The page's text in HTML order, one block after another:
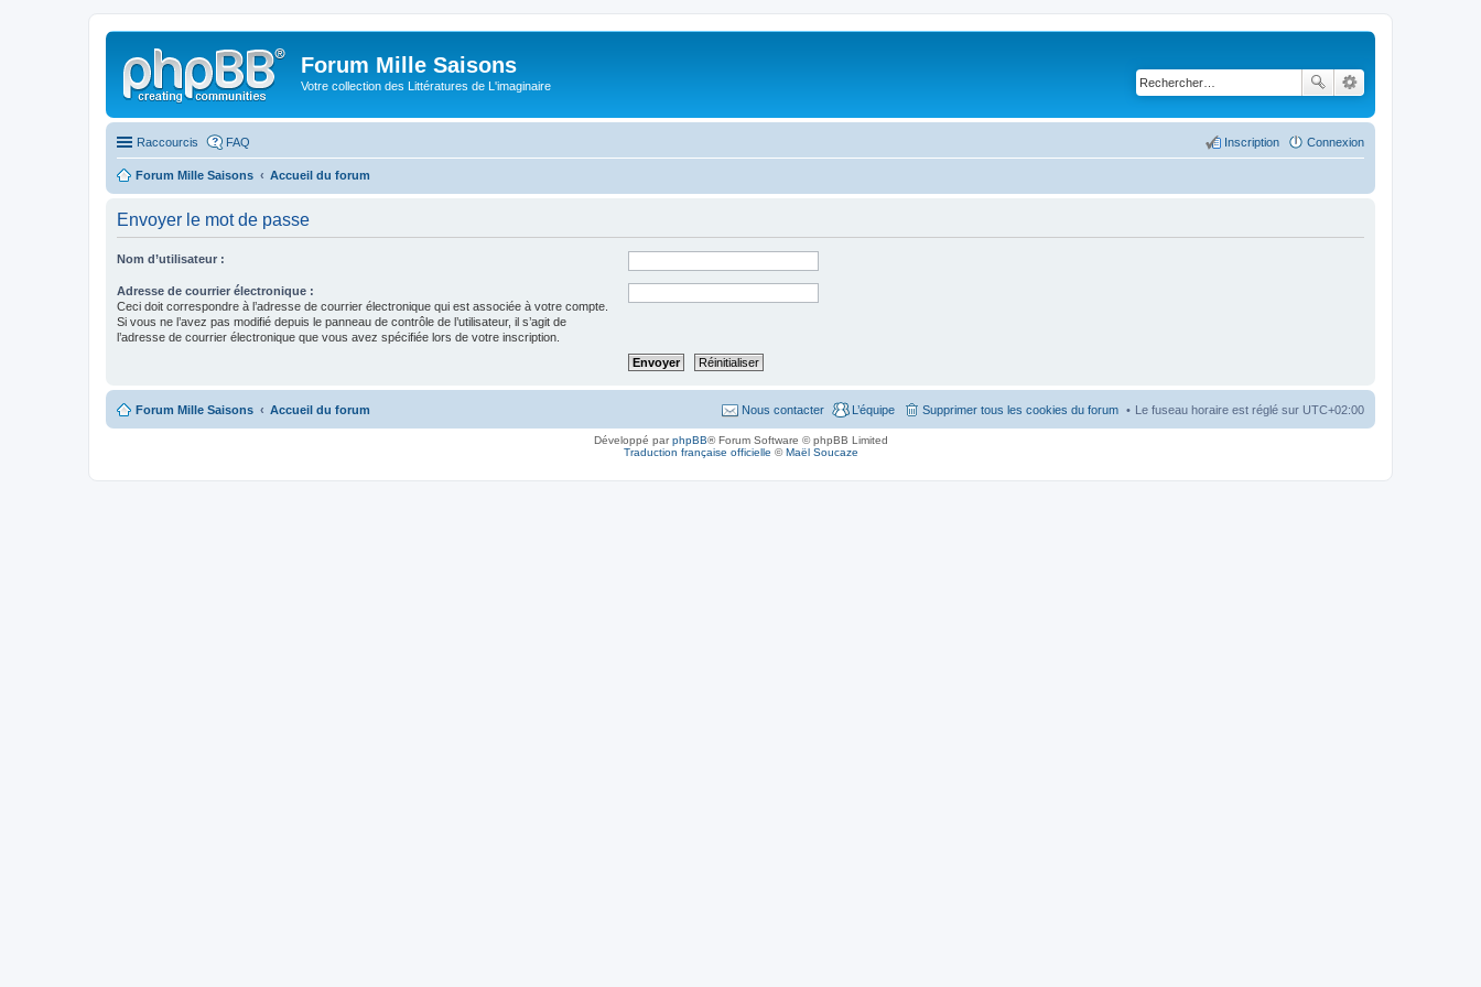
Forum Mille Saisons
Votre collection des Littératures de L'imaginaire
Raccourcis FAQ Connexion
Inscription
Forum Mille Saisons Accueil du forum
Envoyer le mot de passe
Nom d’utilisateur :
Adresse de courrier électronique :
Ceci doit correspondre à l’adresse de courrier électronique qui est associée à votre compte.
Si vous ne l’avez pas modifié depuis le panneau de contrôle de l’utilisateur, il s’agit de
l’adresse de courrier électronique que vous avez spécifiée lors de votre inscription.
Forum Mille Saisons Accueil du forum Le fuseau horaire est réglé sur UTC+02:00
Supprimer tous les cookies du forum
L’équipe
Nous contacter
Développé parphpBB® Forum Software © phpBB Limited
Traduction française officielle ©Maël Soucaze